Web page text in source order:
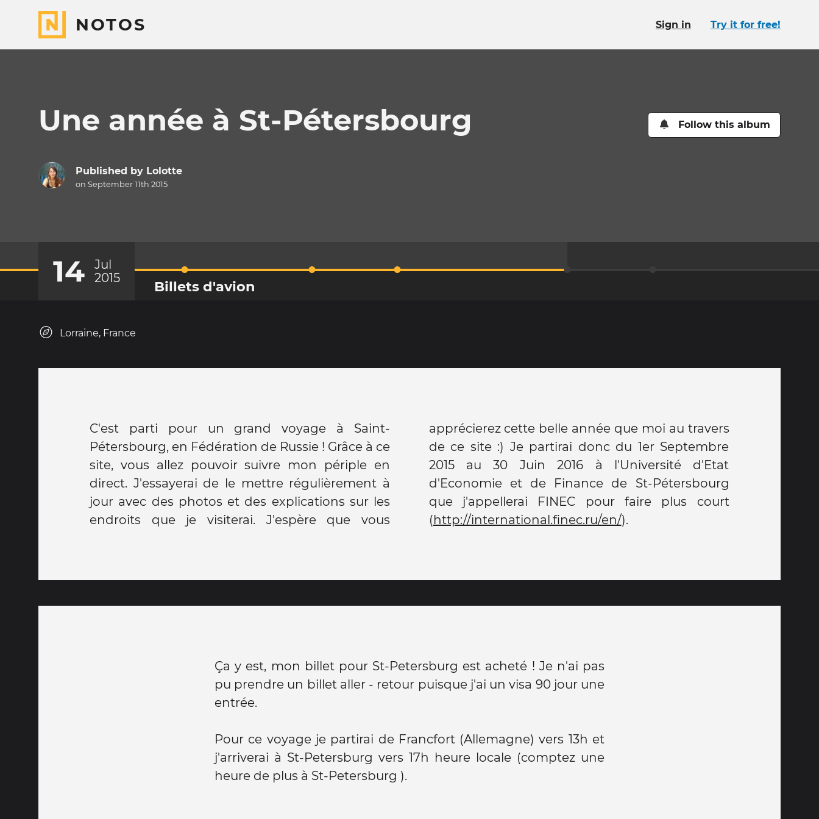
NOTOS Sign in Try it for free!
Une année à St-Pétersbourg Follow this album
Published by Lolotte
on September 11th 2015
14
Jul
2015
Billets d'avion
Lorraine, France
C'est parti pour un grand voyage à Saint-
Pétersbourg, en Fédération de Russie ! Grâce à ce
site, vous allez pouvoir suivre mon périple en
direct. J'essayerai de le mettre régulièrement à
jour avec des photos et des explications sur les
endroits que je visiterai. J'espère que vous
apprécierez cette belle année que moi au travers
de ce site :) Je partirai donc du 1er Septembre
2015 au 30 Juin 2016 à l'Université d'Etat
d'Economie et de Finance de St-Pétersbourg
que j'appellerai FINEC pour faire plus court
(http://international.finec.ru/en/).
Ça y est, mon billet pour St-Petersburg est acheté ! Je n'ai pas
pu prendre un billet aller - retour puisque j'ai un visa 90 jour une
entrée.
Pour ce voyage je partirai de Francfort (Allemagne) vers 13h et
j'arriverai à St-Petersburg vers 17h heure locale (comptez une
heure de plus à St-Petersburg ).